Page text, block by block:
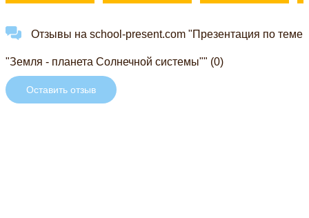
Отзывы на school-present.com "Презентация по теме
"Земля - планета Солнечной системы"" (0)
Оставить отзыв